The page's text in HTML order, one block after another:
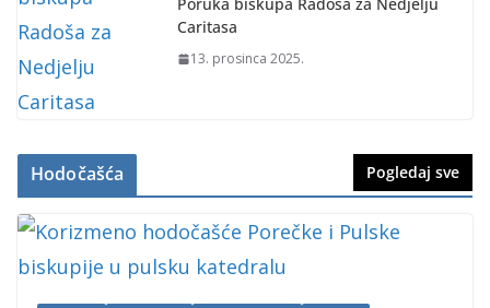
Caritasa
13. prosinca 2025.
Hodočašća Pogledaj sve